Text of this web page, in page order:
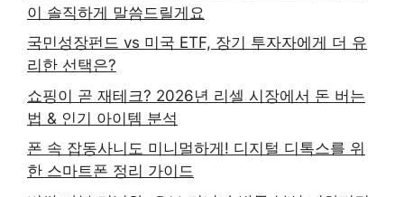
이 솔직하게 말씀드릴게요
국민성장펀드 vs 미국 ETF, 장기 투자자에게 더 유
리한 선택은?
쇼핑이 곧 재테크? 2026년 리셀 시장에서 돈 버는
법 & 인기 아이템 분석
폰 속 잡동사니도 미니멀하게! 디지털 디톡스를 위
한 스마트폰 정리 가이드